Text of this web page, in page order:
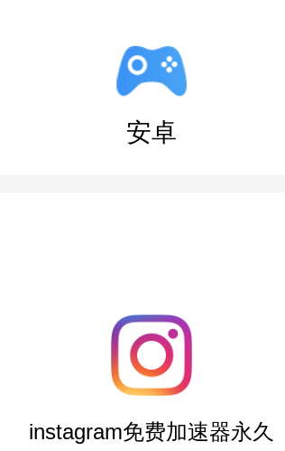
安卓
instagram免费加速器永久